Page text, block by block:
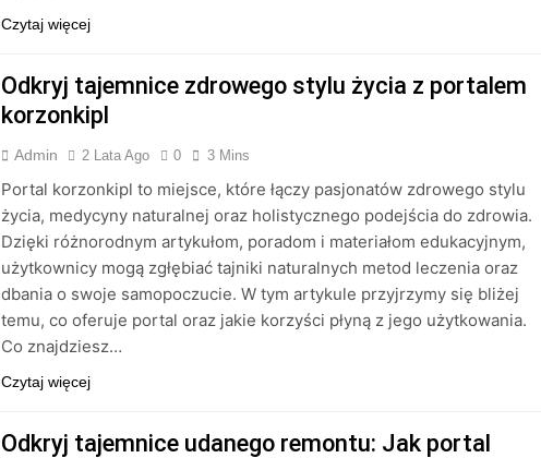
Czytaj więcej
Odkryj tajemnice zdrowego stylu życia z portalem
korzonkipl
Admin 2 Lata Ago 0 3 Mins
Portal korzonkipl to miejsce, które łączy pasjonatów zdrowego stylu
życia, medycyny naturalnej oraz holistycznego podejścia do zdrowia.
Dzięki różnorodnym artykułom, poradom i materiałom edukacyjnym,
użytkownicy mogą zgłębiać tajniki naturalnych metod leczenia oraz
dbania o swoje samopoczucie. W tym artykule przyjrzymy się bliżej
temu, co oferuje portal oraz jakie korzyści płyną z jego użytkowania.
Co znajdziesz…
Czytaj więcej
Odkryj tajemnice udanego remontu: Jak portal